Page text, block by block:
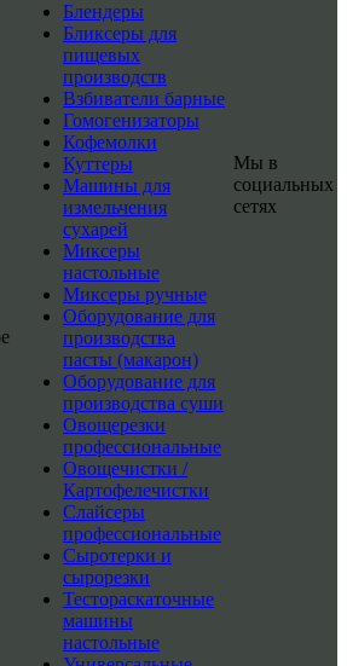
Блендеры
Бликсеры для
пищевых
производств
Взбиватели барные
Гомогенизаторы
Кофемолки
Куттеры
Машины для
измельчения
сухарей
Миксеры
настольные
Миксеры ручные
Оборудование для
производства
пасты (макарон)
Оборудование для
производства суши
Овощерезки
профессиональные
Овощечистки /
Картофелечистки
Слайсеры
профессиональные
Сыротерки и
сырорезки
Тестораскаточные
машины
настольные
Мы в
социальных
сетях